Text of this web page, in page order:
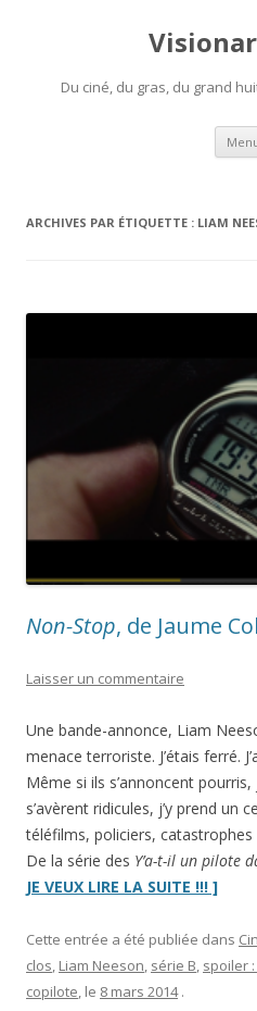
Du ciné, du gras, du grand
ARCHIVES PAR ÉTIQUETTE : LIAM
Non-Stop, de Jaume
Laisser un commentaire
Une bande-annonce, Liam
menace terroriste. J’étais ferré.
Même si ils s’annoncent
s’avèrent ridicules, j’y prend un
téléfilms, policiers,
De la série des Y’a-t-il un pilote
JE VEUX LIRE LA SUITE !!! ]“
de
Cette entrée a été publiée dans
clos, Liam Neeson, série B, spoiler
copilote, le 8 mars 2014 .